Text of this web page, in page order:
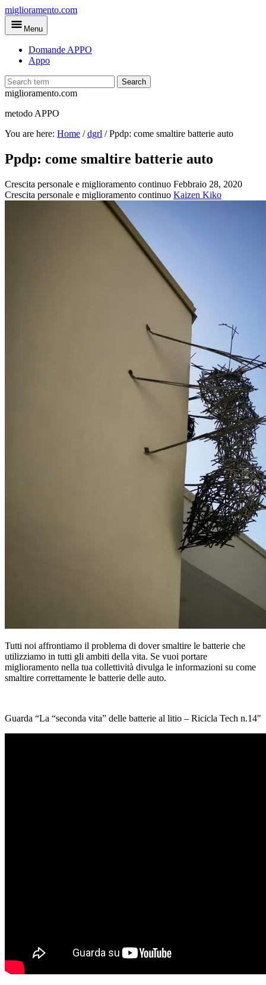
Skip
to
main
miglioramento.com
Menu
Domande APPO
Appo
Search
miglioramento.com
metodo APPO
You are here: Home /dgrl /Ppdp: come smaltire batterie auto
Ppdp: come smaltire batterie auto
Crescita personale e miglioramento continuo Febbraio 28, 2020
Crescita personale e miglioramento continuo Kaizen Kiko
Tutti noi affrontiamo il problema di dover smaltire le batterie che
utilizziamo in tutti gli ambiti della vita. Se vuoi portare
miglioramento nella tua collettività divulga le informazioni su come
smaltire correttamente le batterie delle auto.
Guarda “La “seconda vita” delle batterie al litio – Ricicla Tech n.14″